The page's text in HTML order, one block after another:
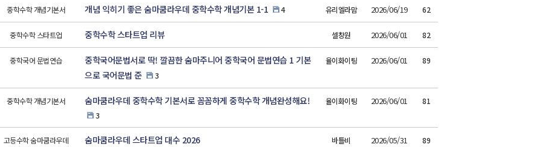
중학수학 개념기본서 개념 익히기 좋은 숨마쿰라우데 중학수학 개념기본 1-1 4 유리엘라맘 2026/06/19 62
중학수학 스타트업 중학수학 스타트업 리뷰 셀창원 2026/06/01 82
중학국어 문법연습
중학국어문법서로 딱! 깔끔한 숨마주니어 중학국어 문법연습 1 기본
으로 국어문법 준
3
율이화이팅 2026/06/01 89
중학수학 개념기본서 숨마쿰라우데 중학수학 기본서로 꼼꼼하게 중학수학 개념완성해요!
3
율이화이팅 2026/06/01 81
고등수학 숨마쿰라우데 숨마쿰라우데 스타트업 대수 2026 바틀비 2026/05/31 89